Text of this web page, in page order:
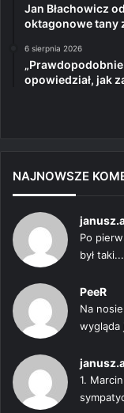
Jan Błachowicz
oktagonowe tany
6 sierpnia 2026
opowiedział, jak
NAJNOWSZE
Po
był taki...
PeeR
Na
wygląda
1.